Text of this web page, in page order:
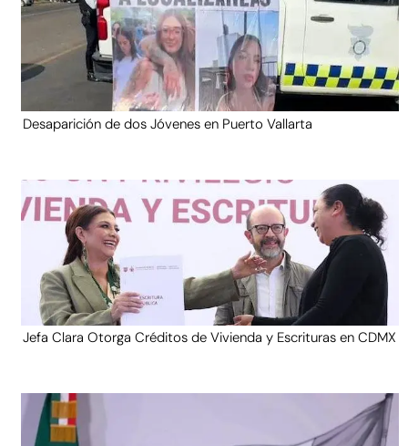
Desaparición de dos Jóvenes en Puerto Vallarta
Jefa Clara Otorga Créditos de Vivienda y Escrituras en CDMX